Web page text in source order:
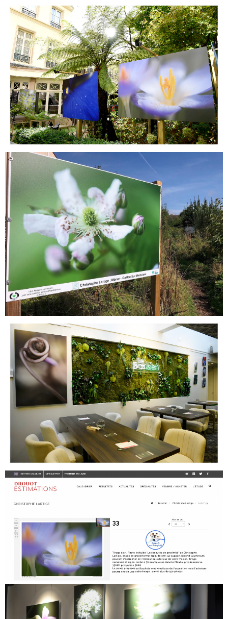
09/2023
Epicerie "Les maisons de Vincent" Mers les Bains
Exposition extérieure "Le Renaissance Trocadéro"
30 images 120/80 cm support rigide
"La Nature du Vexin par ses talents
photographique" (78), 09/2022
Décoration intérieure "Le Barisien" (Renaissance
Trocadéro) 120/80 cm support rigide